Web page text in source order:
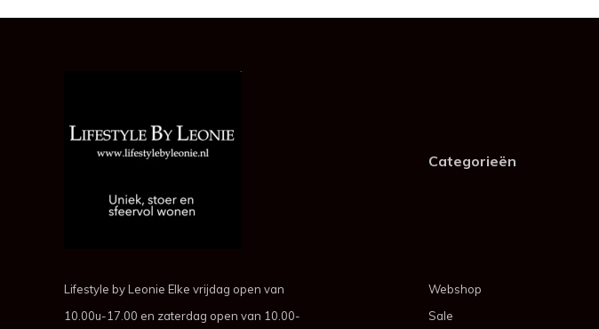
Lifestyle by Leonie Elke vrijdag open van
10.00u-17.00 en zaterdag open van 10.00-
Categorieën
Webshop
Sale